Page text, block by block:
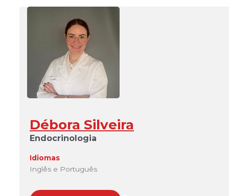
Débora Silveira
Endocrinologia
Idiomas
Inglês e Português